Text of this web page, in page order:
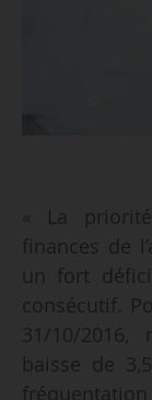
« La
finances de
un fort
consécutif.
31/10/
baisse de